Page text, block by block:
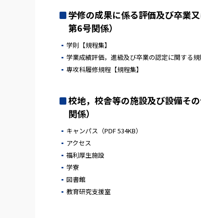
学修の成果に係る評価及び卒業
第6号関係）
学則 【規程集】
学業成績評価，進級及び卒業の認定に関する規
専攻科履修規程 【規程集】
校地，校舎等の施設及び設備そ
関係）
キャンパス （PDF 534KB）
アクセス
福利厚生施設
学寮
図書館
教育研究支援室